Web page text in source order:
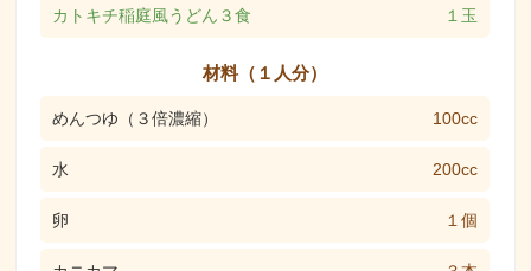
カトキチ稲庭風うどん３食 １玉
材料（１人分）
めんつゆ（３倍濃縮） 100cc
水 200cc
卵 １個